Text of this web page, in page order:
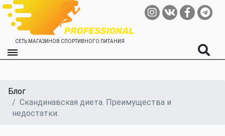
СЕТЬ МАГАЗИНОВ СПОРТИВНОГО ПИТАНИЯ
Блог
Скандинавская диета. Преимущества и
недостатки.